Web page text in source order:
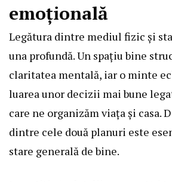
emoțională
Legătura dintre mediul fizic și
una profundă. Un spațiu bine
claritatea mentală, iar o minte
luarea unor decizii mai bune
care ne organizăm viața și casa.
dintre cele două planuri este
stare generală de bine.